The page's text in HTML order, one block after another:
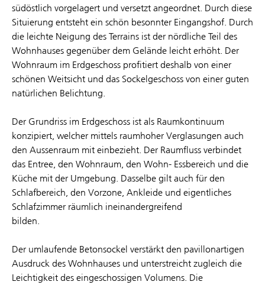
südöstlich vorgelagert und versetzt angeordnet. Durch diese
Situierung entsteht ein schön besonnter Eingangshof. Durch
die leichte Neigung des Terrains ist der nördliche Teil des
Wohnhauses gegenüber dem Gelände leicht erhöht. Der
Wohnraum im Erdgeschoss profitiert deshalb von einer
schönen Weitsicht und das Sockelgeschoss von einer guten
natürlichen Belichtung.
Der Grundriss im Erdgeschoss ist als Raumkontinuum
konzipiert, welcher mittels raumhoher Verglasungen auch
den Aussenraum mit einbezieht. Der Raumfluss verbindet
das Entree, den Wohnraum, den Wohn- Essbereich und die
Küche mit der Umgebung. Dasselbe gilt auch für den
Schlafbereich, den Vorzone, Ankleide und eigentliches
Schlafzimmer räumlich ineinandergreifend
bilden.
Der umlaufende Betonsockel verstärkt den pavillonartigen
Ausdruck des Wohnhauses und unterstreicht zugleich die
Leichtigkeit des eingeschossigen Volumens. Die